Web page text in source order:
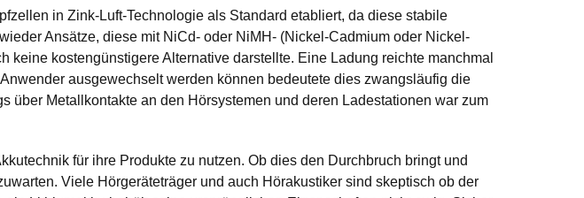
in Zink-Luft-Technologie als Standard etabliert, da diese stabile
Ansätze, diese mit NiCd- oder NiMH- (Nickel-Cadmium oder Nickel-
kostengünstigere Alternative darstellte. Eine Ladung reichte manchmal
ausgewechselt werden können bedeutete dies zwangsläufig die
über Metallkontakte an den Hörsystemen und deren Ladestationen war zum
für ihre Produkte zu nutzen. Ob dies den Durchbruch bringt und
Viele Hörgeräteträger und auch Hörakustiker sind skeptisch ob der